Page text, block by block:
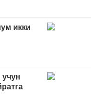
икки
учун